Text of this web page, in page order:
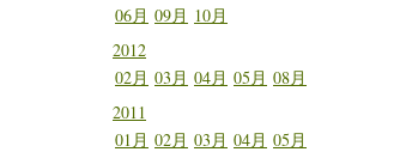
06月 09月 10月
2012
02月 03月 04月 05月 08月
2011
01月 02月 03月 04月 05月